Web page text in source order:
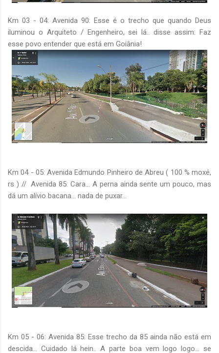
Km 03 - 04: Avenida 90: Esse é o trecho que quando Deus
iluminou o Arquiteto / Engenheiro, sei lá.. disse assim: Faz
esse povo entender que está em Goiânia!
Km 04 - 05: Avenida Edmundo Pinheiro de Abreu ( 100 % moxé,
rs ) // Avenida 85: Cara... A perna ainda sente um pouco, mas
dá um alívio bacana... nada de puxar...
Km 05 - 06: Avenida 85: Esse trecho da 85 ainda não está em
descida... Cuidado lá hein.. A parte boa vem logo logo... se